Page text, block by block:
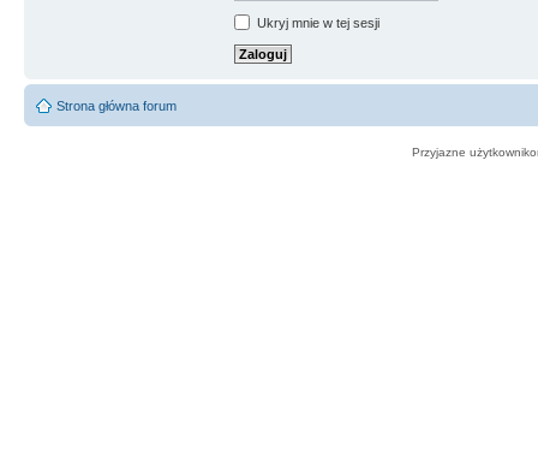
Ukryj mnie w tej sesji
Strona główna forum
Przyjazne